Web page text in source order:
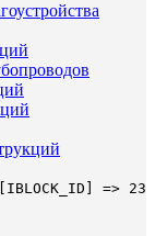
=> 23